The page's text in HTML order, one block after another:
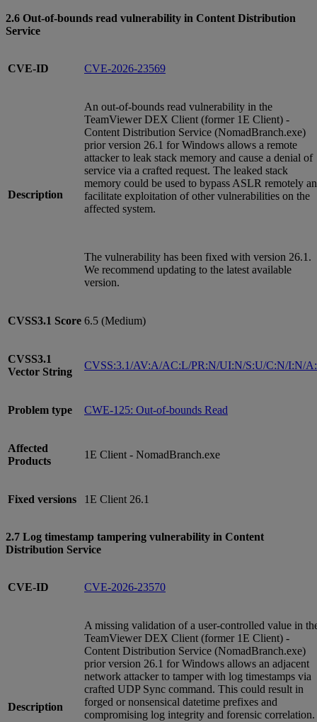
2.6 Out-of-bounds read vulnerability in Content Distribution
Service
CVE-ID CVE-2026-23569
Description
An out-of-bounds read vulnerability in the
TeamViewer DEX Client (former 1E Client) -
Content Distribution Service (NomadBranch.exe)
prior version 26.1 for Windows allows a remote
attacker to leak stack memory and cause a denial of
service via a crafted request. The leaked stack
memory could be used to bypass ASLR remotely
facilitate exploitation of other vulnerabilities on the
affected system.
The vulnerability has been fixed with version 26.1.
We recommend updating to the latest available
version.
CVSS3.1 Score 6.5 (Medium)
CVSS3.1
Vector String
CVSS:3.1/AV:A/AC:L/PR:N/UI:N/S:U/C:N/I:N/
Problem type CWE-125: Out-of-bounds Read
Affected
Products
1E Client - NomadBranch.exe
Fixed versions 1E Client 26.1
2.7 Log timestamp tampering vulnerability in Content
Distribution Service
CVE-ID CVE-2026-23570
Description
A missing validation of a user-controlled value in
TeamViewer DEX Client (former 1E Client) -
Content Distribution Service (NomadBranch.exe)
prior version 26.1 for Windows allows an adjacent
network attacker to tamper with log timestamps via
crafted UDP Sync command. This could result in
forged or nonsensical datetime prefixes and
compromising log integrity and forensic correlation.